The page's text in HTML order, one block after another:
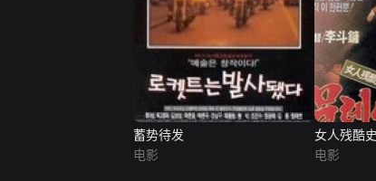
蓄势待发
电影
女人残酷史
电影